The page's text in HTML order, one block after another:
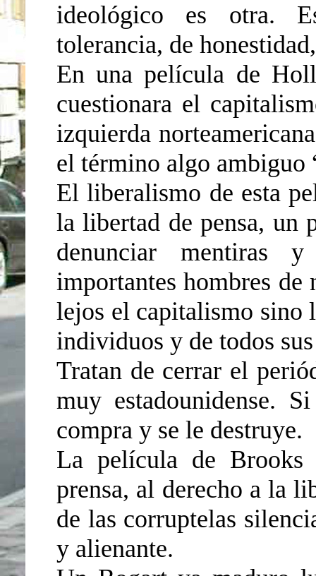
ideológico es otra.
tolerancia, de
En una película de
cuestionara el
izquierda
el término algo ambiguo
El liberalismo de esta
la libertad de pensa, un
denunciar mentiras
importantes hombres de
lejos el capitalismo sino
individuos y de todos
Tratan de cerrar el
muy estadounidense.
compra y se le destruye.
La película de
prensa, al derecho a la
de las corruptelas
y alienante.